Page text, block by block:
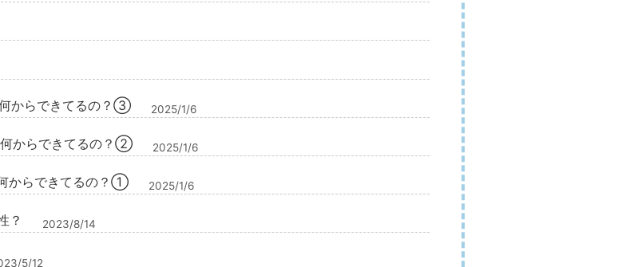
何からできてるの？③ 2025/1/6
何からできてるの？② 2025/1/6
からできてるの？① 2025/1/6
？ 2023/8/14
5/12